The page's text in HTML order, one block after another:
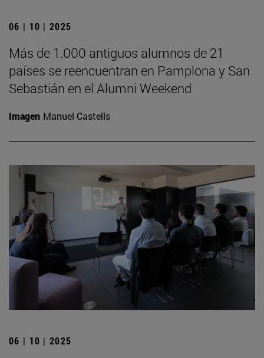
06 | 10 | 2025
Más de 1.000 antiguos alumnos de 21
países se reencuentran en Pamplona y San
Sebastián en el Alumni Weekend
Imagen Manuel Castells
06 | 10 | 2025